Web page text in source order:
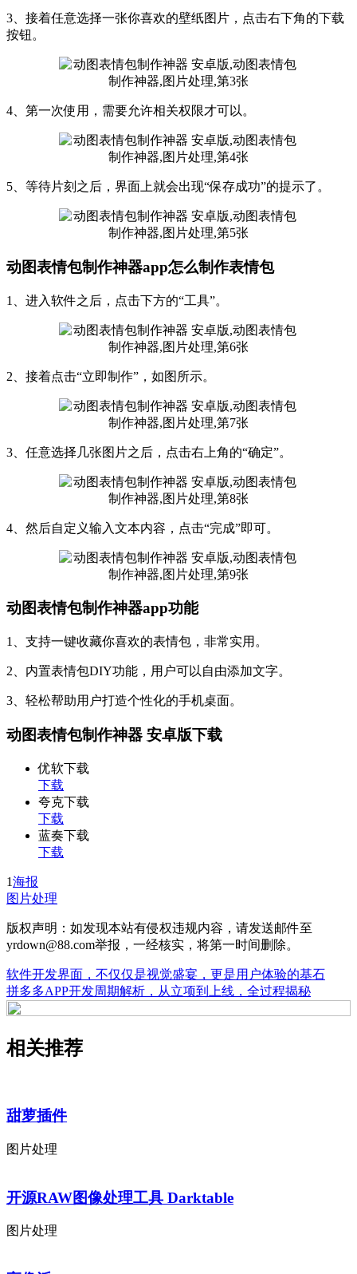
3、接着任意选择一张你喜欢的壁纸图片，点击右下角的下载
按钮。
4、第一次使用，需要允许相关权限才可以。
5、等待片刻之后，界面上就会出现“保存成功”的提示了。
动图表情包制作神器app怎么制作表情包
1、进入软件之后，点击下方的“工具”。
2、接着点击“立即制作”，如图所示。
3、任意选择几张图片之后，点击右上角的“确定”。
4、然后自定义输入文本内容，点击“完成”即可。
动图表情包制作神器app功能
1、支持一键收藏你喜欢的表情包，非常实用。
2、内置表情包DIY功能，用户可以自由添加文字。
3、轻松帮助用户打造个性化的手机桌面。
动图表情包制作神器 安卓版下载
优软下载
下载
夸克下载
下载
蓝奏下载
下载
1海报
图片处理
版权声明：如发现本站有侵权违规内容，请发送邮件至
yrdown@88.com举报，一经核实，将第一时间删除。
软件开发界面，不仅仅是视觉盛宴，更是用户体验的基石
拼多多APP开发周期解析，从立项到上线，全过程揭秘
相关推荐
甜萝插件
图片处理
开源RAW图像处理工具 Darktable
图片处理